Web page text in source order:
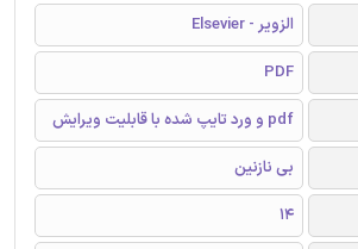
الزویر - Elsevier
PDF
pdf و ورد تایپ شده با قابلیت ویرایش
بی نازنین
14